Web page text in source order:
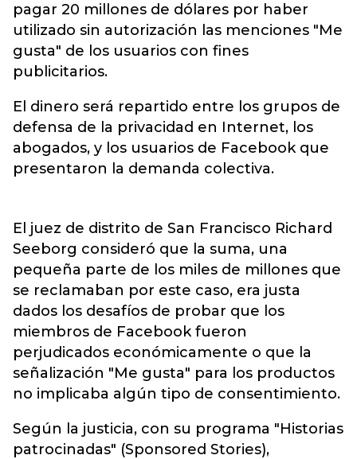
pagar 20 millones de dólares por haber
utilizado sin autorización las menciones "Me
gusta" de los usuarios con fines
publicitarios.
El dinero será repartido entre los grupos de
defensa de la privacidad en Internet, los
abogados, y los usuarios de Facebook que
presentaron la demanda colectiva.
El juez de distrito de San Francisco Richard
Seeborg consideró que la suma, una
pequeña parte de los miles de millones que
se reclamaban por este caso, era justa
dados los desafíos de probar que los
miembros de Facebook fueron
perjudicados económicamente o que la
señalización "Me gusta" para los productos
no implicaba algún tipo de consentimiento.
Según la justicia, con su programa "Historias
patrocinadas" (Sponsored Stories),